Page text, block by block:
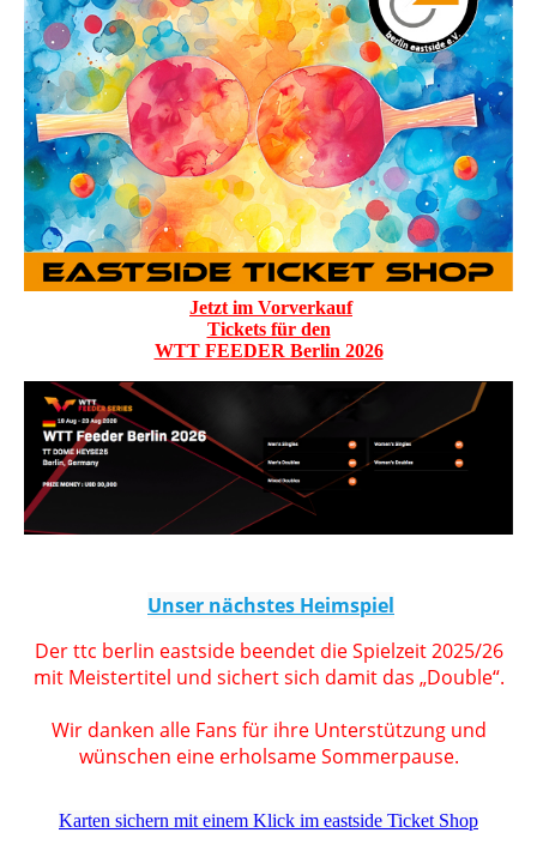
Jetzt im Vorverkauf
Tickets für den
WTT FEEDER Berlin 2026
Unser nächstes Heimspiel
Der ttc berlin eastside beendet die Spielzeit 2025/26
mit Meistertitel und sichert sich damit das „Double“.
Wir danken alle Fans für ihre Unterstützung und
wünschen eine erholsame Sommerpause.
Karten sichern mit einem Klick im eastside Ticket Shop